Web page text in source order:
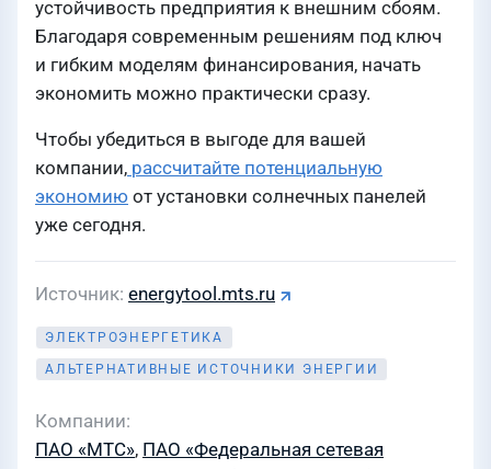
устойчивость предприятия к внешним сбоям.
Благодаря современным решениям под ключ
и гибким моделям финансирования, начать
экономить можно практически сразу.
Чтобы убедиться в выгоде для вашей
компании, рассчитайте потенциальную
экономию от установки солнечных панелей
уже сегодня.
Источник energytool.mts.ru
ЭЛЕКТРОЭНЕРГЕТИКА
АЛЬТЕРНАТИВНЫЕ ИСТОЧНИКИ ЭНЕРГИИ
Компании
ПАО «МТС», ПАО «Федеральная сетевая